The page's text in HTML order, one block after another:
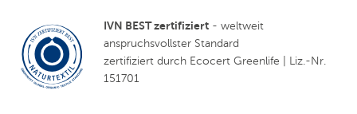
IVN BEST zertifiziert - weltweit
anspruchsvollster Standard
zertifiziert durch Ecocert Greenlife | Liz.-Nr.
151701